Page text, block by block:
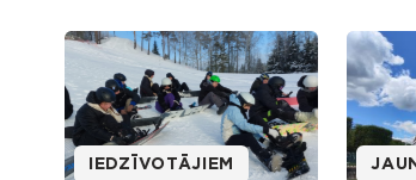
IEDZĪVOTĀJIEM